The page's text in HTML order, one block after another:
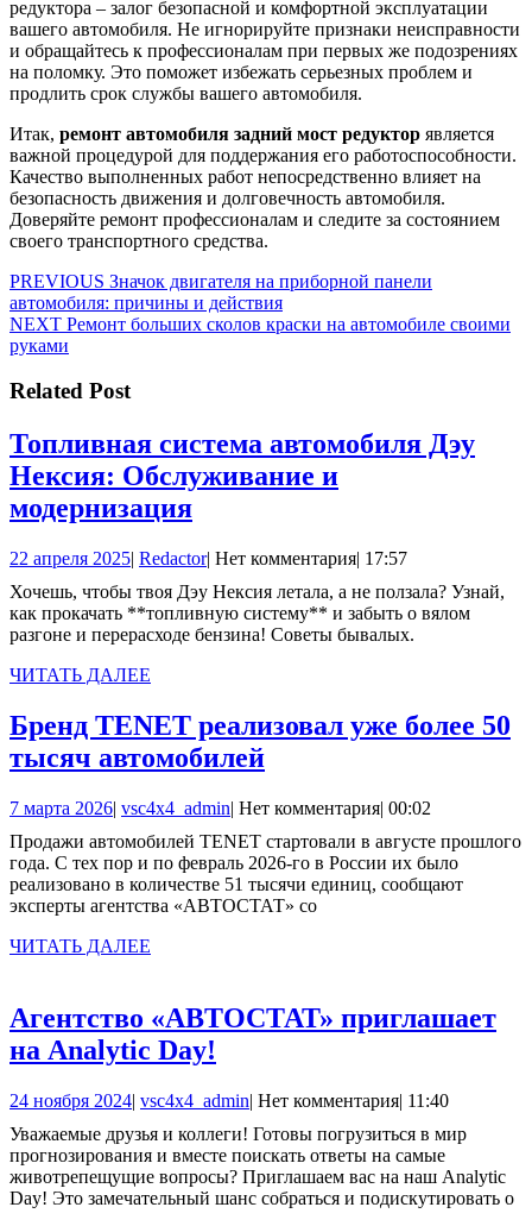
редуктора – залог безопасной и комфортной эксплуатации
вашего автомобиля. Не игнорируйте признаки неисправности
и обращайтесь к профессионалам при первых же подозрениях
на поломку. Это поможет избежать серьезных проблем и
продлить срок службы вашего автомобиля.
Итак, ремонт автомобиля задний мост редуктор является
важной процедурой для поддержания его работоспособности.
Качество выполненных работ непосредственно влияет на
безопасность движения и долговечность автомобиля.
Доверяйте ремонт профессионалам и следите за состоянием
своего транспортного средства.
Навигация
по
записям
PREVIOUS Предыдущая
запись:
Значок двигателя на приборной панели
автомобиля: причины и действия
NEXT Следующая
запись:
Ремонт больших сколов краски на автомобиле своими
руками
Related Post
Топливная система автомобиля Дэу
Нексия: Обслуживание и
модернизацияТопливная
автомобиля
Дэу
Нексия:
модернизация
22 апреля 202522
2025
| RedactorRedactor
| Нет комментария| 17:57
Хочешь, чтобы твоя Дэу Нексия летала, а не ползала? Узнай,
как прокачать **топливную систему** и забыть о вялом
разгоне и перерасходе бензина! Советы бывалых.
ЧИТАТЬ ДАЛЕЕ
Бренд TENET реализовал уже более 50
тысяч автомобилейБренд
реализовал
уже
более
50
7 марта 20267
2026
| vsc4x4_adminvsc4x4_admin
| Нет комментария| 00:02
Продажи автомобилей TENET стартовали в августе прошлого
года. С тех пор и по февраль 2026-го в России их было
реализовано в количестве 51 тысячи единиц, сообщают
эксперты агентства «АВТОСТАТ» со
ЧИТАТЬ ДАЛЕЕ
Агентство «АВТОСТАТ» приглашает
на Analytic Day!
приглашает
на
Analytic
Day!
24 ноября 202424
2024
| vsc4x4_adminvsc4x4_admin
| Нет комментария| 11:40
Уважаемые друзья и коллеги! Готовы погрузиться в мир
прогнозирования и вместе поискать ответы на самые
животрепещущие вопросы? Приглашаем вас на наш Analytic
Day! Это замечательный шанс собраться и подискутировать о